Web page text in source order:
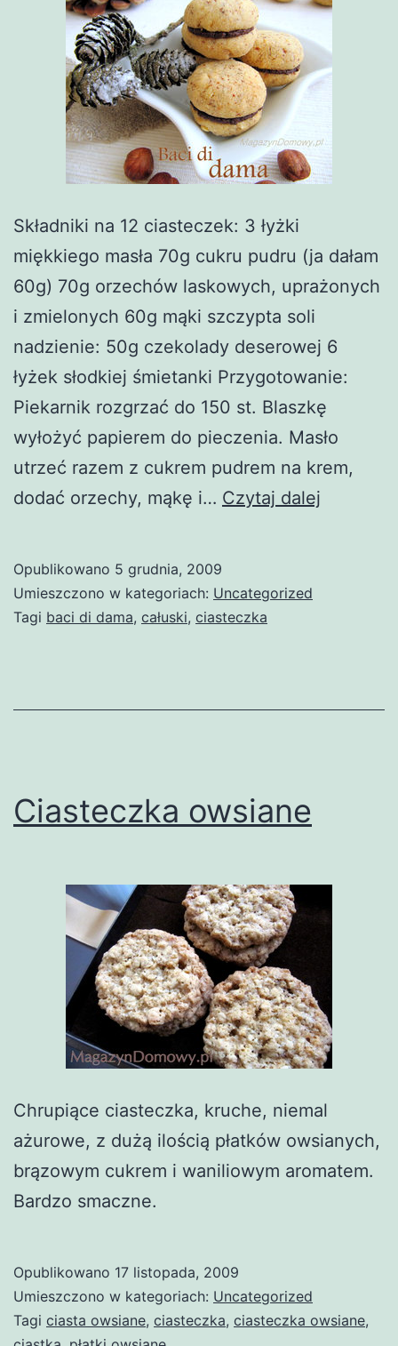
Składniki na 12 ciasteczek: 3 łyżki
miękkiego masła 70g cukru pudru (ja dałam
60g) 70g orzechów laskowych, uprażonych
i zmielonych 60g mąki szczypta soli
nadzienie: 50g czekolady deserowej 6
łyżek słodkiej śmietanki Przygotowanie:
Piekarnik rozgrzać do 150 st. Blaszkę
wyłożyć papierem do pieczenia. Masło
utrzeć razem z cukrem pudrem na krem,
dodać orzechy, mąkę i… Czytaj dalej
Opublikowano 5 grudnia, 2009
Umieszczono w kategoriach: Uncategorized
Tagi baci di dama, całuski, ciasteczka
Ciasteczka owsiane
Chrupiące ciasteczka, kruche, niemal
ażurowe, z dużą ilością płatków owsianych,
brązowym cukrem i waniliowym aromatem.
Bardzo smaczne.
Opublikowano 17 listopada, 2009
Umieszczono w kategoriach: Uncategorized
Tagi ciasta owsiane, ciasteczka, ciasteczka owsiane,